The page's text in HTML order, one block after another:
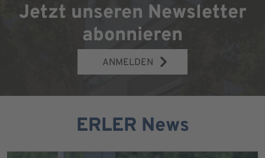
Jetzt unseren Newsletter
abonnieren
ANMELDEN
ERLER News